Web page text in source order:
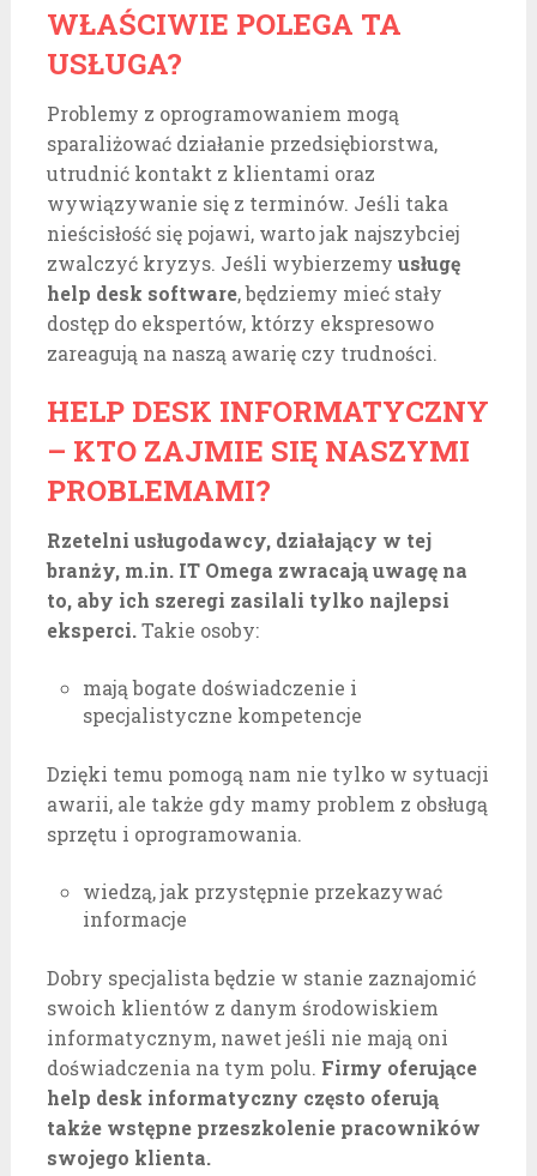
WŁAŚCIWIE POLEGA TA
USŁUGA?
Problemy z oprogramowaniem mogą
sparaliżować działanie przedsiębiorstwa,
utrudnić kontakt z klientami oraz
wywiązywanie się z terminów. Jeśli taka
nieścisłość się pojawi, warto jak najszybciej
zwalczyć kryzys. Jeśli wybierzemy usługę
help desk software, będziemy mieć stały
dostęp do ekspertów, którzy ekspresowo
zareagują na naszą awarię czy trudności.
HELP DESK INFORMATYCZNY
– KTO ZAJMIE SIĘ NASZYMI
PROBLEMAMI?
Rzetelni usługodawcy, działający w tej
branży, m.in. IT Omega zwracają uwagę na
to, aby ich szeregi zasilali tylko najlepsi
eksperci.Takie osoby:
mają bogate doświadczenie i
specjalistyczne kompetencje
Dzięki temu pomogą nam nie tylko w sytuacji
awarii, ale także gdy mamy problem z obsługą
sprzętu i oprogramowania.
wiedzą, jak przystępnie przekazywać
informacje
Dobry specjalista będzie w stanie zaznajomić
swoich klientów z danym środowiskiem
informatycznym, nawet jeśli nie mają oni
doświadczenia na tym polu. Firmy oferujące
help desk informatyczny często oferują
także wstępne przeszkolenie pracowników
swojego klienta.